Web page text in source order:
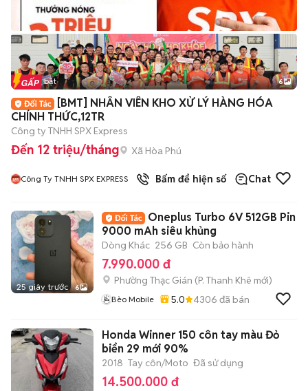
+2
Tin nổi bật 6
[BMT] NHÂN VIÊN KHO XỬ LÝ HÀNG HÓA
CHÍNH THỨC,12TR
Công ty TNHH SPX Express
Đến 12 triệu/tháng Xã Hòa Phú
Công Ty TNHH SPX EXPRESS Bấm để hiện số Chat
25 giây trước 6
Oneplus Turbo 6V 512GB Pin
9000 mAh siêu khủng
Dòng Khác 256 GB Còn bảo hành
7.990.000 đ
Phường Thạc Gián (P. Thanh Khê mới)
Bèo Mobile 5.0 4306 đã bán
Honda Winner 150 côn tay màu Đỏ
biển 29 mới 90%
2018 Tay côn/Moto Đã sử dụng
14.500.000 đ